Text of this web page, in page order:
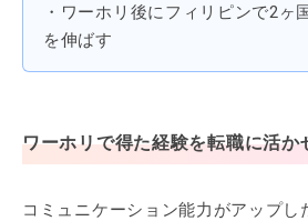
・ワーホリ後にフィリピンで2ヶ
を伸ばす
ワーホリで得た経験を転職に活か
コミュニケーション能力がアップし